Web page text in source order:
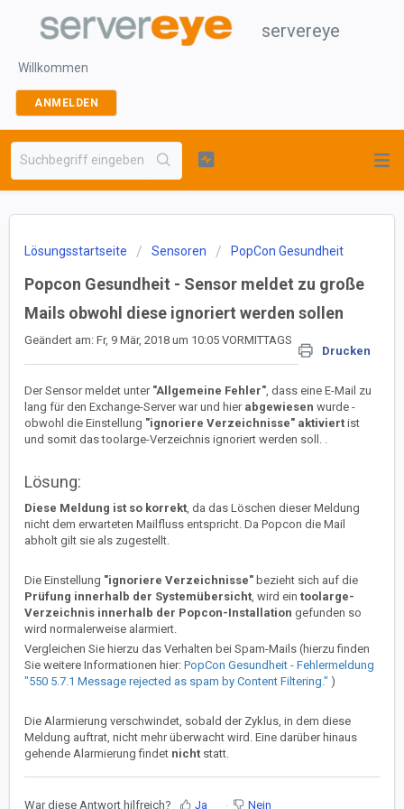
servereye
Willkommen
ANMELDEN
Lösungsstartseite Sensoren PopCon Gesundheit
Popcon Gesundheit - Sensor meldet zu große
Mails obwohl diese ignoriert werden sollen
Drucken
Geändert am: Fr, 9 Mär, 2018 um 10:05 VORMITTAGS
Der Sensor meldet unter "Allgemeine Fehler", dass eine E-Mail zu
lang für den Exchange-Server war und hier abgewiesen wurde -
obwohl die Einstellung "ignoriere Verzeichnisse" aktiviert ist
und somit das toolarge-Verzeichnis ignoriert werden soll. .
Lösung:
Diese Meldung ist so korrekt, da das Löschen dieser Meldung
nicht dem erwarteten Mailfluss entspricht. Da Popcon die Mail
abholt gilt sie als zugestellt.
Die Einstellung "ignoriere Verzeichnisse" bezieht sich auf die
Prüfung innerhalb der Systemübersicht, wird ein toolarge-
Verzeichnis innerhalb der Popcon-Installation gefunden so
wird normalerweise alarmiert.
Vergleichen Sie hierzu das Verhalten bei Spam-Mails (hierzu finden
Sie weitere Informationen hier: PopCon Gesundheit - Fehlermeldung
"550 5.7.1 Message rejected as spam by Content Filtering." )
Die Alarmierung verschwindet, sobald der Zyklus, in dem diese
Meldung auftrat, nicht mehr überwacht wird. Eine darüber hinaus
gehende Alarmierung findet nicht statt.
War diese Antwort hilfreich? Ja Nein